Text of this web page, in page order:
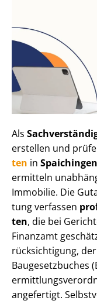
Als
erstellen und
ten in Spaichingen
ermitteln
Immobilie. Die
tung verfassen
ten, die bei
Finanzamt
rück­sich­ti­gung,
Baugesetzbuches
angefertigt.